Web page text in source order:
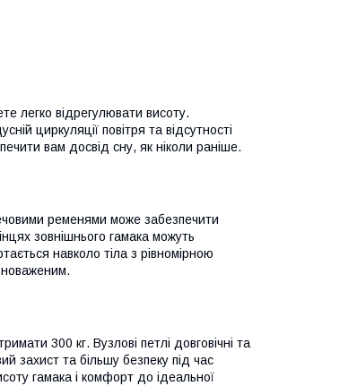
легко відрегулювати висоту.
циркуляції повітря та відсутності
вам досвід сну, як ніколи раніше.
ременями може забезпечити
зовнішнього гамака можуть
навколо тіла з рівномірною
300 кг. Вузлові петлі довговічні та
захист та більшу безпеку під час
гамака і комфорт до ідеальної